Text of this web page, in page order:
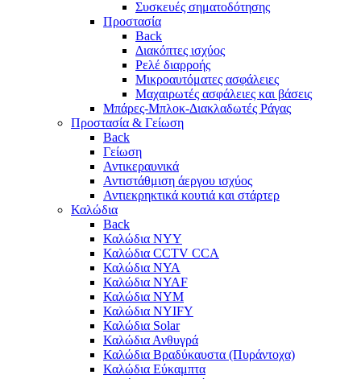
Συσκευές σηματοδότησης
Προστασία
Back
Διακόπτες ισχύος
Ρελέ διαρροής
Μικροαυτόματες ασφάλειες
Μαχαιρωτές ασφάλειες και βάσεις
Μπάρες-Μπλοκ-Διακλαδωτές Ράγας
Προστασία & Γείωση
Back
Γείωση
Αντικεραυνικά
Αντιστάθμιση άεργου ισχύος
Αντιεκρηκτικά κουτιά και στάρτερ
Καλώδια
Back
Καλώδια NYY
Καλώδια CCTV CCA
Καλώδια NYA
Καλώδια NYAF
Καλώδια NYΜ
Καλώδια ΝΥΙFY
Καλώδια Solar
Καλώδια Ανθυγρά
Καλώδια Βραδύκαυστα (Πυράντοχα)
Καλώδια Εύκαμπτα